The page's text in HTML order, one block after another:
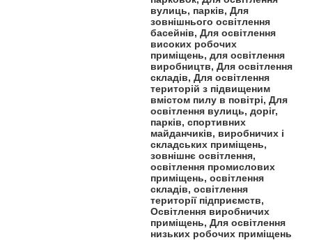
вулиць, парків, Для
зовнішнього освітлення
басейнів, Для освітлення
високих робочих
приміщень, для освітлення
виробництв, Для освітлення
складів, Для освітлення
територій з підвищеним
вмістом пилу в повітрі, Для
освітлення вулиць, доріг,
парків, спортивних
майданчиків, виробничих і
складських приміщень,
зовнішнє освітлення,
освітлення промислових
приміщень, освітлення
складів, освітлення
території підприємств,
Освітлення виробничих
приміщень, Для освітлення
низьких робочих приміщень